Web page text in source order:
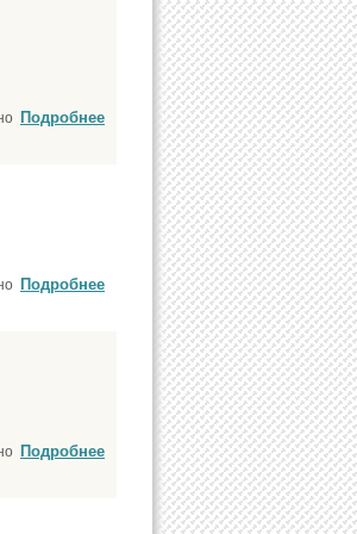
Подробнее
Подробнее
Подробнее